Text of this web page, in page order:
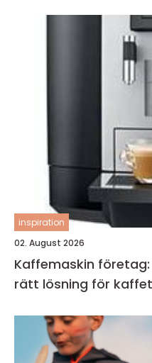
inspiration
02. August 2026
Kaffemaskin
rätt lösning för kaffet